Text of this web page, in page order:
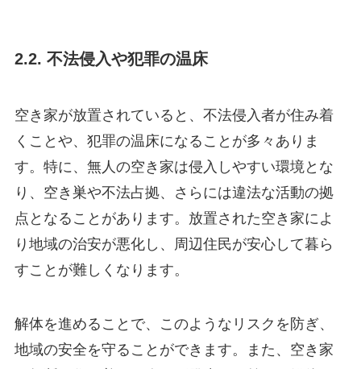
2.2. 不法侵入や犯罪の温床
空き家が放置されていると、不法侵入者が住み着
くことや、犯罪の温床になることが多々ありま
す。特に、無人の空き家は侵入しやすい環境とな
り、空き巣や不法占拠、さらには違法な活動の拠
点となることがあります。放置された空き家によ
り地域の治安が悪化し、周辺住民が安心して暮ら
すことが難しくなります。
解体を進めることで、このようなリスクを防ぎ、
地域の安全を守ることができます。また、空き家